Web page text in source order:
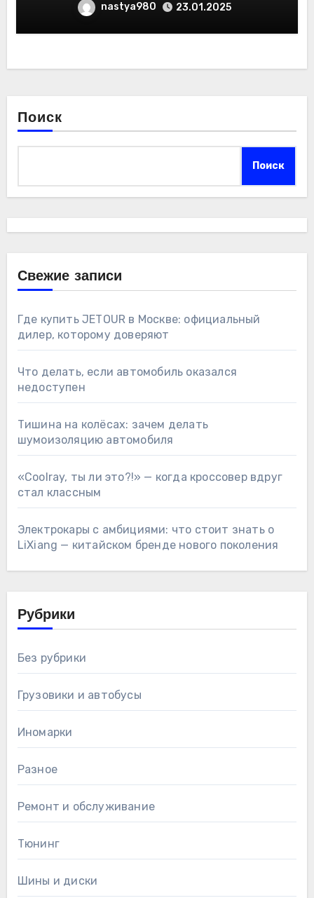
nastya980 23.01.2025
Поиск
Поиск
Свежие записи
Где купить JETOUR в Москве: официальный
дилер, которому доверяют
Что делать, если автомобиль оказался
недоступен
Тишина на колёсах: зачем делать
шумоизоляцию автомобиля
«Coolray, ты ли это?!» — когда кроссовер вдруг
стал классным
Электрокары с амбициями: что стоит знать о
LiXiang — китайском бренде нового поколения
Рубрики
Без рубрики
Грузовики и автобусы
Иномарки
Разное
Ремонт и обслуживание
Тюнинг
Шины и диски